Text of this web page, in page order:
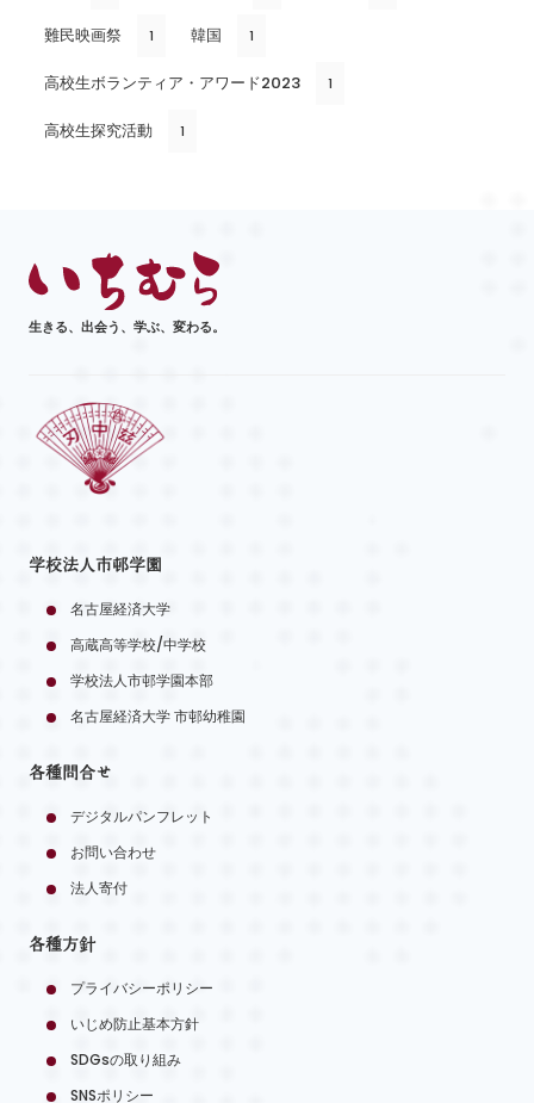
難民映画祭 1 韓国 1
高校生ボランティア・アワード2023 1
高校生探究活動 1
生きる、出会う、学ぶ、変わる。
学校法人市邨学園
名古屋経済大学
高蔵高等学校/中学校
学校法人市邨学園本部
名古屋経済大学 市邨幼稚園
各種問合せ
デジタルパンフレット
お問い合わせ
法人寄付
各種方針
プライバシーポリシー
いじめ防止基本方針
SDGsの取り組み
SNSポリシー